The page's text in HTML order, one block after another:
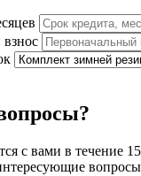
с вами в течение
вопросы